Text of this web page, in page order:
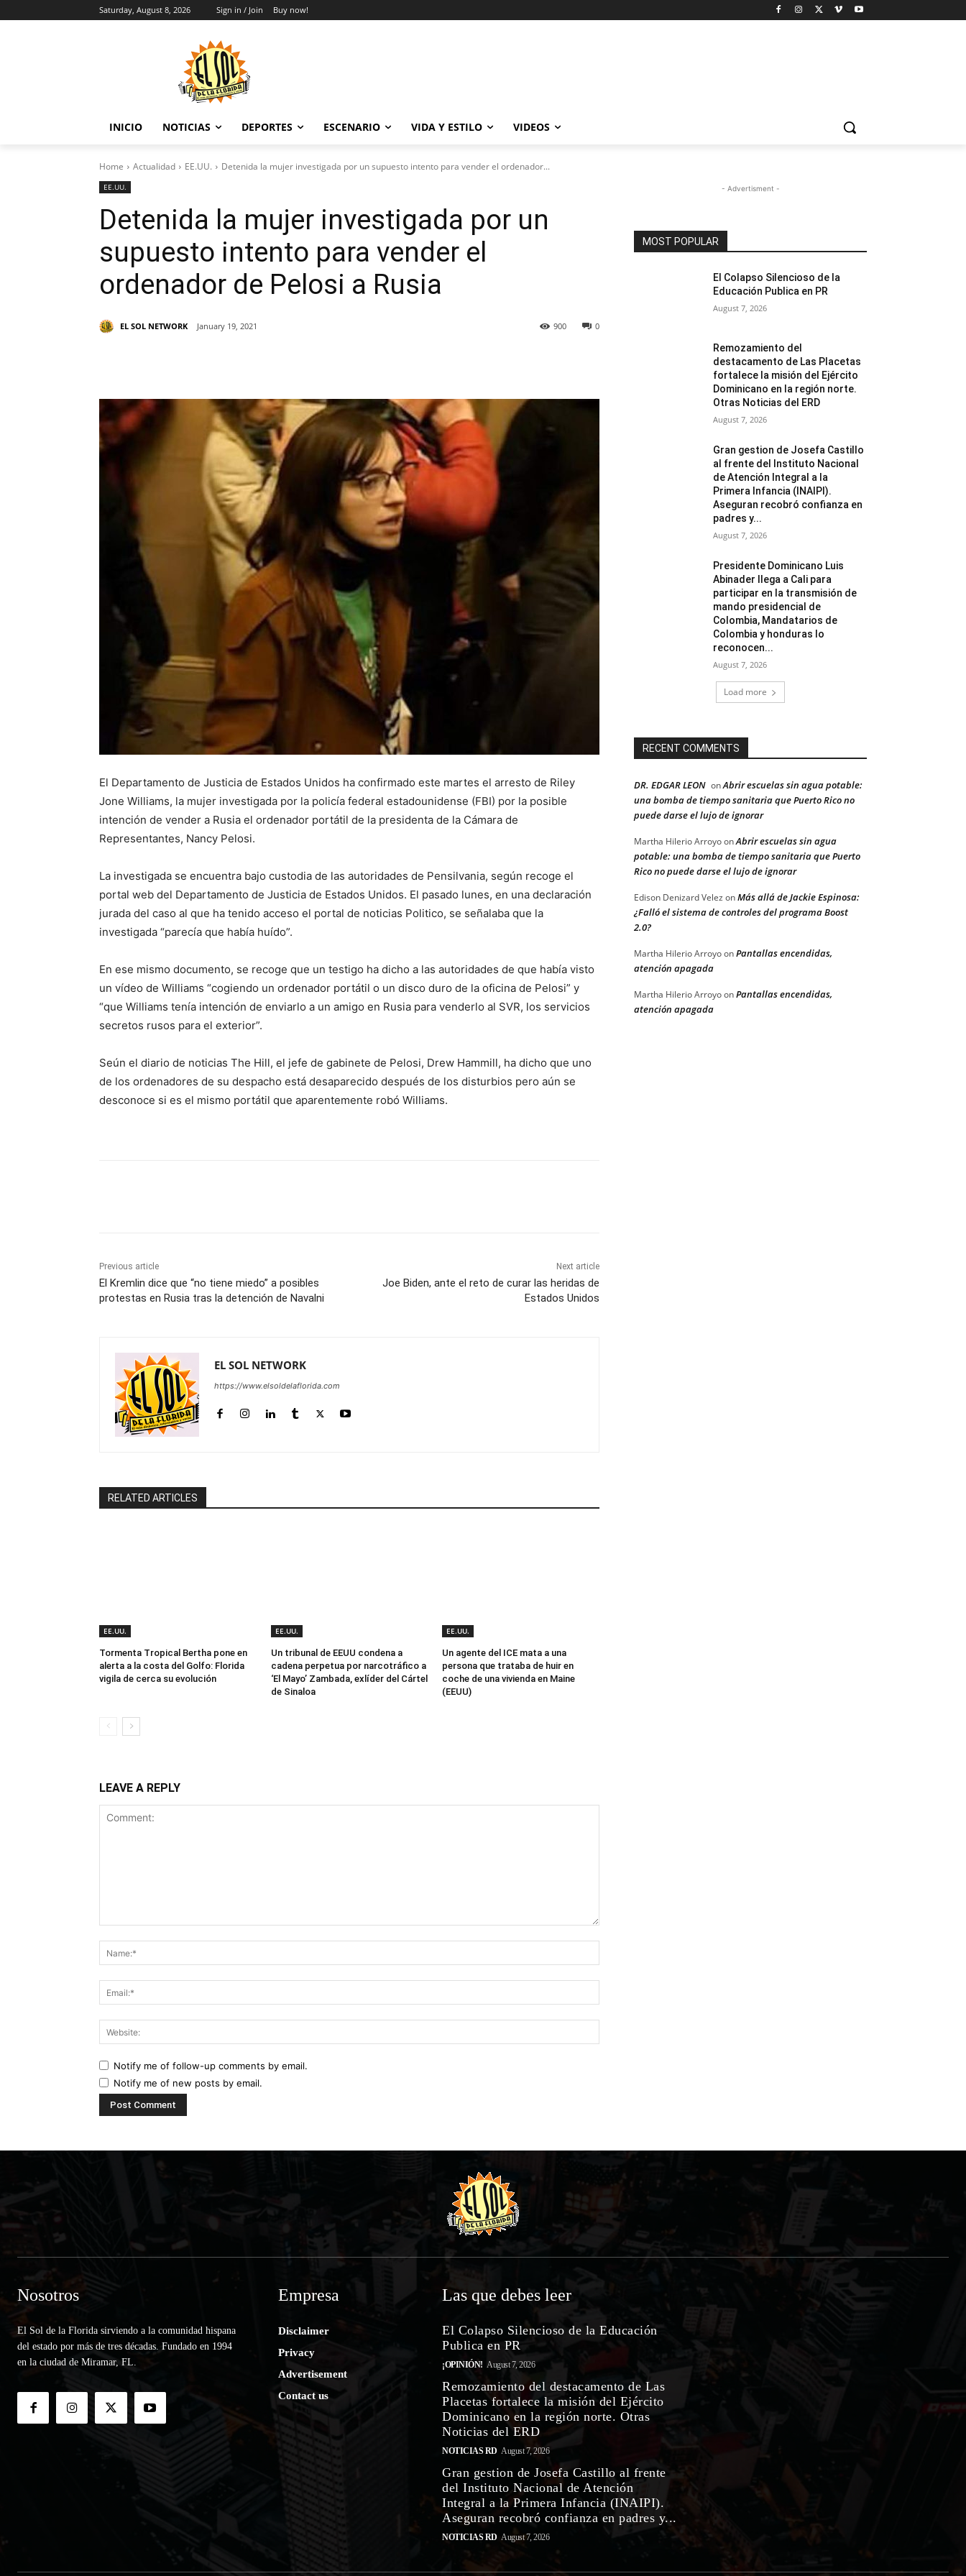
Saturday, August 8, 2026 Sign in / Join Buy now!
INICIO NOTICIAS DEPORTES ESCENARIO VIDA Y ESTILO VIDEOS
Home Actualidad EE.UU. Detenida la mujer investigada por un supuesto intento para vender el ordenador...
EE.UU.
Detenida la mujer investigada por un
supuesto intento para vender el
ordenador de Pelosi a Rusia
EL SOL NETWORK January 19, 2021 0
900
El Departamento de Justicia de Estados Unidos ha confirmado este martes el arresto de Riley
Jone Williams, la mujer investigada por la policía federal estadounidense (FBI) por la posible
intención de vender a Rusia el ordenador portátil de la presidenta de la Cámara de
Representantes, Nancy Pelosi.
La investigada se encuentra bajo custodia de las autoridades de Pensilvania, según recoge el
portal web del Departamento de Justicia de Estados Unidos. El pasado lunes, en una declaración
jurada del caso al que ha tenido acceso el portal de noticias Politico, se señalaba que la
investigada “parecía que había huído”.
En ese mismo documento, se recoge que un testigo ha dicho a las autoridades de que había visto
un vídeo de Williams “cogiendo un ordenador portátil o un disco duro de la oficina de Pelosi” y
“que Williams tenía intención de enviarlo a un amigo en Rusia para venderlo al SVR, los servicios
secretos rusos para el exterior”.
Seún el diario de noticias The Hill, el jefe de gabinete de Pelosi, Drew Hammill, ha dicho que uno
de los ordenadores de su despacho está desaparecido después de los disturbios pero aún se
desconoce si es el mismo portátil que aparentemente robó Williams.
Previous article
El Kremlin dice que “no tiene miedo” a posibles
protestas en Rusia tras la detención de Navalni
Next article
Joe Biden, ante el reto de curar las heridas de
Estados Unidos
EL SOL NETWORK
https://www.elsoldelaflorida.com
RELATED ARTICLES
EE.UU.
Tormenta Tropical Bertha pone en
alerta a la costa del Golfo: Florida
vigila de cerca su evolución
EE.UU.
Un tribunal de EEUU condena a
cadena perpetua por narcotráfico a
‘El Mayo’ Zambada, exlíder del Cártel
de Sinaloa
EE.UU.
Un agente del ICE mata a una
persona que trataba de huir en
coche de una vivienda en Maine
(EEUU)
LEAVE A REPLY
Notify me of follow-up comments by email.
Notify me of new posts by email.
- Advertisment -
MOST POPULAR
El Colapso Silencioso de la
Educación Publica en PR
August 7, 2026
Remozamiento del
destacamento de Las Placetas
fortalece la misión del Ejército
Dominicano en la región norte.
Otras Noticias del ERD
August 7, 2026
Gran gestion de Josefa Castillo
al frente del Instituto Nacional
de Atención Integral a la
Primera Infancia (INAIPI).
Aseguran recobró confianza en
padres y...
August 7, 2026
Presidente Dominicano Luis
Abinader llega a Cali para
participar en la transmisión de
mando presidencial de
Colombia, Mandatarios de
Colombia y honduras lo
reconocen...
August 7, 2026
Load more
RECENT COMMENTS
DR. EDGAR LEON onAbrir escuelas sin agua potable:
una bomba de tiempo sanitaria que Puerto Rico no
puede darse el lujo de ignorar
Martha Hilerio ArroyoonAbrir escuelas sin agua
potable: una bomba de tiempo sanitaria que Puerto
Rico no puede darse el lujo de ignorar
Edison Denizard Velez onMás allá de Jackie Espinosa:
¿Falló el sistema de controles del programa Boost
2.0?
Martha Hilerio ArroyoonPantallas encendidas,
atención apagada
Martha Hilerio ArroyoonPantallas encendidas,
atención apagada
Nosotros
El Sol de la Florida sirviendo a la comunidad hispana
del estado por más de tres décadas. Fundado en 1994
en la ciudad de Miramar, FL.
Empresa
Disclaimer
Privacy
Advertisement
Contact us
Las que debes leer
El Colapso Silencioso de la Educación
Publica en PR
¡OPINIÓN! August 7, 2026
Remozamiento del destacamento de Las
Placetas fortalece la misión del Ejército
Dominicano en la región norte. Otras
Noticias del ERD
NOTICIAS RD August 7, 2026
Gran gestion de Josefa Castillo al frente
del Instituto Nacional de Atención
Integral a la Primera Infancia (INAIPI).
Aseguran recobró confianza en padres y...
NOTICIAS RD August 7, 2026